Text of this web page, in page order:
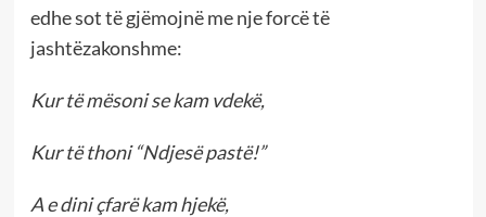
edhe sot të gjëmojnë me nje forcë të
jashtëzakonshme:
Kur të mësoni se kam vdekë,
Kur të thoni “Ndjesë pastë!”
A e dini çfarë kam hjekë,